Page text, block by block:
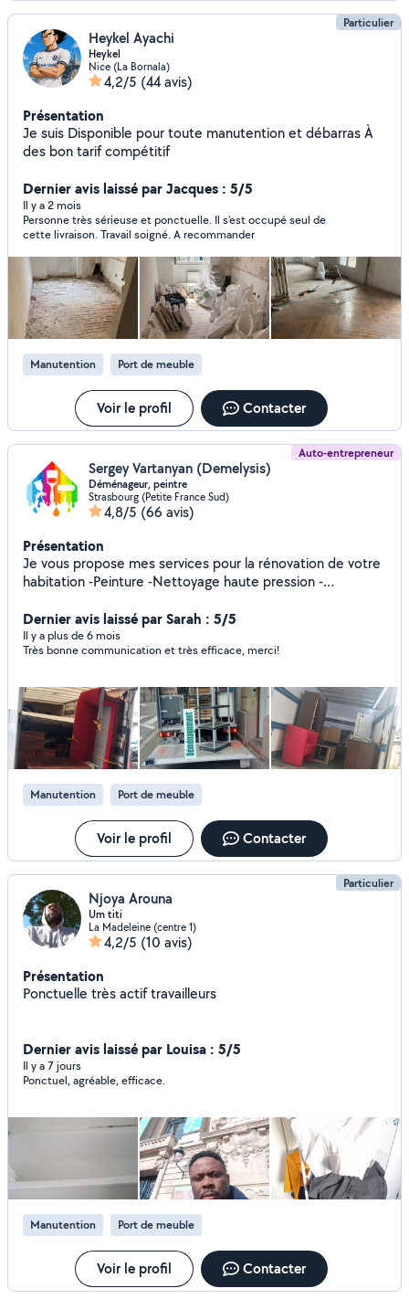
Particulier
Heykel Ayachi
Heykel
Nice (La Bornala)
4,2/5 (44 avis)
Présentation
Je suis Disponible pour toute manutention et débarras À
des bon tarif compétitif
Dernier avis laissé par Jacques : 5/5
Il y a 2 mois
Personne très sérieuse et ponctuelle. Il s'est occupé seul de
cette livraison. Travail soigné. A recommander
Manutention Port de meuble
Voir le profil Contacter
Auto-entrepreneur
Sergey Vartanyan (Demelysis)
Déménageur, peintre
Strasbourg (Petite France Sud)
4,8/5 (66 avis)
Présentation
Je vous propose mes services pour la rénovation de votre
habitation -Peinture -Nettoyage haute pression -
réalise des déménagements de A à Z : emballage,
chargement, transport et installation. Envoyez vos
demandes en message privé ou par téléphone Les langues
Dernier avis laissé par Sarah : 5/5
Il y a plus de 6 mois
Très bonne communication et très efficace, merci!
Manutention Port de meuble
Voir le profil Contacter
Particulier
Njoya Arouna
Um titi
La Madeleine (centre 1)
4,2/5 (10 avis)
Présentation
Ponctuelle très actif travailleurs
Dernier avis laissé par Louisa : 5/5
Il y a 7 jours
Ponctuel, agréable, efficace.
Manutention Port de meuble
Voir le profil Contacter